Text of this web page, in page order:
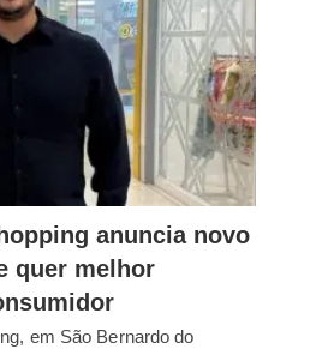
anuncia novo
quer melhor
em São Bernardo do